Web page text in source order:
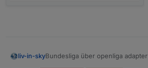
liv-in-skyBundesliga über openliga adapter